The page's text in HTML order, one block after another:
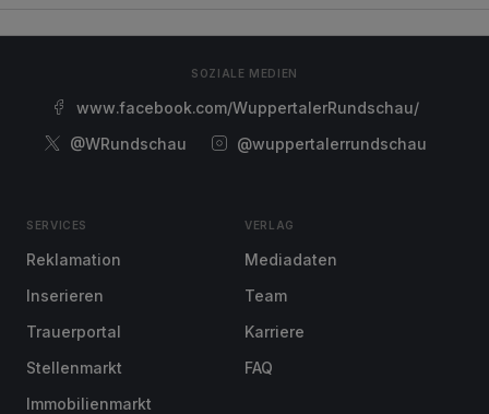
SOZIALE MEDIEN
www.facebook.com/WuppertalerRundschau/
@WRundschau
@wuppertalerrundschau
SERVICES
Reklamation
Inserieren
Trauerportal
Stellenmarkt
Immobilienmarkt
VERLAG
Mediadaten
Team
Karriere
FAQ